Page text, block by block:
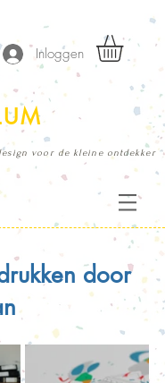
Inloggen
voor de kleine ontdekker
door